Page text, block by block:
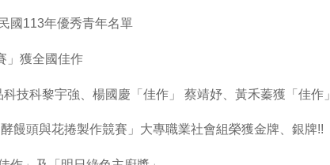
國113年優秀青年名單
」獲全國佳作
技科黎宇強、楊國慶「佳作」 蔡靖妤、黃禾蓁獲「佳作」
饅頭與花捲製作競賽」大專職業社會組榮獲金牌、銀牌!!